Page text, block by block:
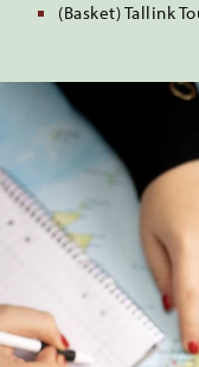
(Basket) Tallink